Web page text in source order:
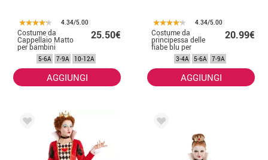
4.34/5.00
Costume da
Cappellaio Matto
per bambini
25.50€
5-6A 7-9A 10-12A
AGGIUNGI
4.34/5.00
Costume da
principessa delle
fiabe blu per
bambina
20.99€
3-4A 5-6A 7-9A
AGGIUNGI